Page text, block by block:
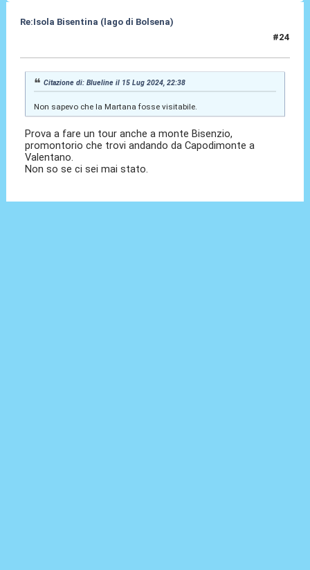
Re:Isola Bisentina (lago di Bolsena)
#24
Citazione di: Blueline il 15 Lug 2024, 22:38
Non sapevo che la Martana fosse visitabile.
Prova a fare un tour anche a monte Bisenzio,
promontorio che trovi andando da Capodimonte a
Valentano.
Non so se ci sei mai stato.